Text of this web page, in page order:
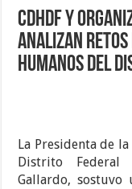
CDHDF y
analizan retos
Humanos del
La Presidenta de
Distrito Federal
Gallardo, sostuvo